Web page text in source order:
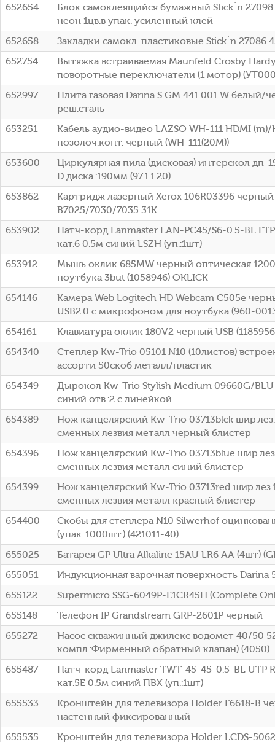
652654
Блок самоклеящийся бумажный Stick`n
неон 1цв.в упак. усиленный клей
652658
Закладки самокл. пластиковые Stick`n 27086
652754
Вытяжка встраиваемая Maunfeld Crosby
поворотные переключатели (1 мотор)
652997
Плита газовая Darina S GM 441 001 W
реш.сталь
653251
Кабель аудио-видео LAZSO WH-111 HDMI
позолоч.конт. черный (WH-111(20M))
653600
Циркулярная пила (дисковая) интерскол дп-
D диска.:190мм (97.1.1.20)
653862
Картридж лазерный Xerox 106R03396 черный
B7025/7030/7035 31K
653902
Патч-корд Lanmaster LAN-PC45/S6-0.5-BL
кат.6 0.5м синий LSZH (уп.:1шт)
653912
Мышь оклик 685MW черный оптическая
ноутбука 3but (1058946) OKLICK
654146
Камера Web Logitech HD Webcam C505e
USB2.0 с микрофоном для ноутбука (960-
654161
Клавиатура оклик 180V2 черный USB
654340
Степлер Kw-Trio 05101 N10 (10листов)
ассорти 50скоб металл/пластик
654349
Дырокол Kw-Trio Stylish Medium 09660G/BLU
синий отв.:2 с линейкой
654389
Нож канцелярский Kw-Trio 03713blck
сменных лезвия металл черный блистер
654396
Нож канцелярский Kw-Trio 03713blue
сменных лезвия металл синий блистер
654399
Нож канцелярский Kw-Trio 03713red
сменных лезвия металл красный блистер
654400
Скобы для степлера N10 Silwerhof
(упак.:1000шт.) (421011-40)
655025
Батарея GP Ultra Alkaline 15AU LR6 AA (4шт)
655051
Индукционная варочная поверхность Darina
655122
Supermicro SSG-6049P-E1CR45H (Complete
655148
Телефон IP Grandstream GRP-2601P черный
655272
Насос скважинный джилекс водомет 40/50
компл.:Фирменный обратный клапан) (4050)
655487
Патч-корд Lanmaster TWT-45-45-0.5-BL UTP
кат.5E 0.5м синий ПВХ (уп.:1шт)
655533
Кронштейн для телевизора Holder F6618-B
настенный фиксированный
655535
Кронштейн для телевизора Holder LCDS-